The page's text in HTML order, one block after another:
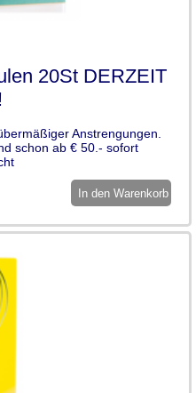
20St DERZEIT
Anstrengungen.
schon ab € 50.- sofort
In den Warenkorb